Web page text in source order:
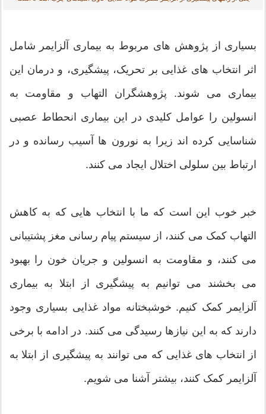
بسیاری از پژوهش های مربوط به بیماری آلزایمر شامل
اثر انتخاب های غذایی بر تحریک، پیشگیری، و درمان این
بیماری می شوند. پژوهشگران التهاب و مقاومت به
انسولین را عوامل کلیدی در این بیماری انحطاط عصبی
شناسایی کرده اند زیرا به نورون ها آسیب رسانده و در
ارتباط بین سلولی اختلال ایجاد می کنند.
خبر خوب این است که ما با انتخاب هایی که به کاهش
التهاب کمک می کنند، از سیستم پیام رسانی مغز پشتیبانی
می کنند، و مقاومت به انسولین و جریان خون را بهبود
می بخشند می توانیم به پیشگیری از ابتلا به بیماری
آلزایمر کمک کنیم. خوشبختانه مواد غذایی بسیاری وجود
دارند که به این نیازها رسیدگی می کنند. در ادامه با برخی
از انتخاب های غذایی که می توانند به پیشگیری از ابتلا به
آلزایمر کمک کنند، بیشتر آشنا می شویم.